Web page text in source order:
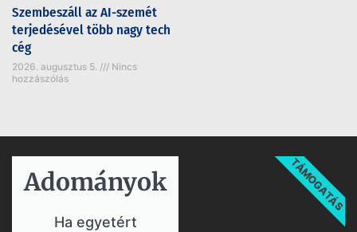
Szembeszáll az AI-szemét
terjedésével több nagy tech
cég
2026. augusztus 5.
Nincs
hozzászólás
Adományok​
Ha egyetért
TÁMOGATÁS